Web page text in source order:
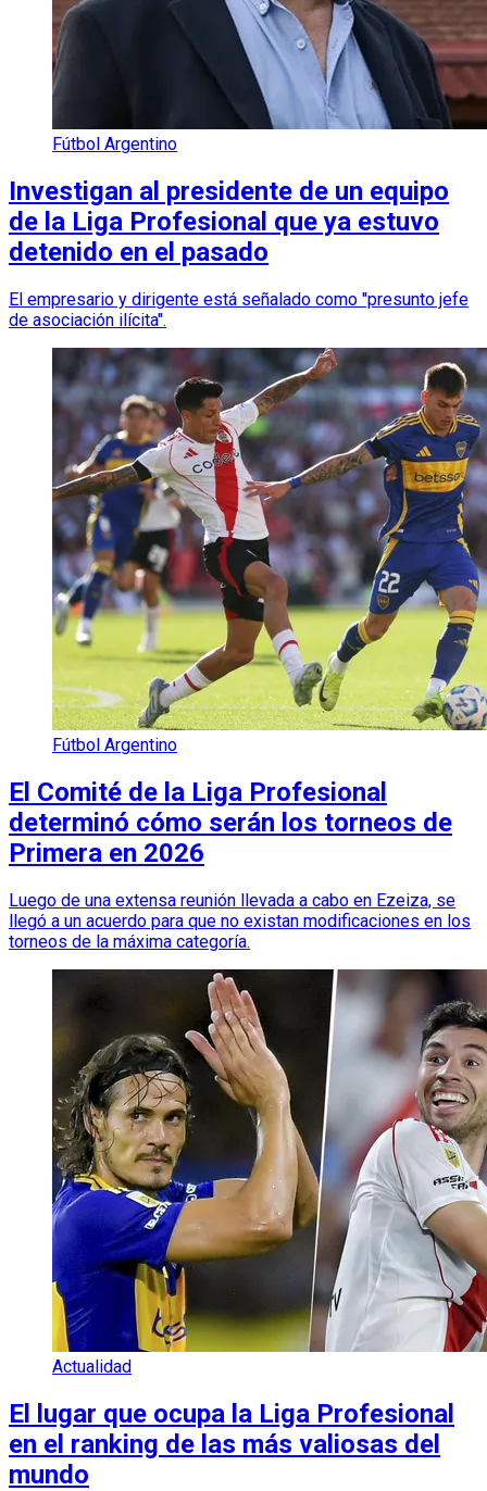
Fútbol Argentino
Investigan al presidente de un equipo
de la Liga Profesional que ya estuvo
detenido en el pasado
El empresario y dirigente está señalado como "presunto jefe
de asociación ilícita".
Fútbol Argentino
El Comité de la Liga Profesional
determinó cómo serán los torneos de
Primera en 2026
Luego de una extensa reunión llevada a cabo en Ezeiza, se
llegó a un acuerdo para que no existan modificaciones en los
torneos de la máxima categoría.
Actualidad
El lugar que ocupa la Liga Profesional
en el ranking de las más valiosas del
mundo